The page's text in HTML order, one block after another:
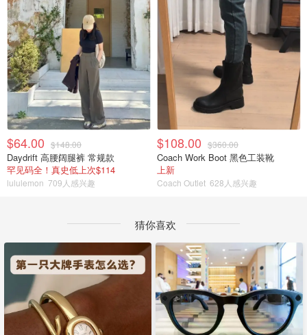
$64.00 $148.00
Daydrift 高腰阔腿裤 常规款
罕见码全！真史低上次$114
lululemon 709人感兴趣
$108.00 $360.00
Coach Work Boot 黑色工装靴
上新
Coach Outlet 628人感兴趣
猜你喜欢